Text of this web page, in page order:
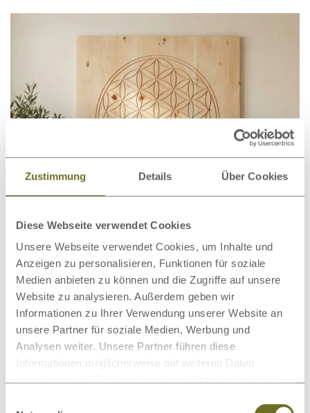
Zustimmung Details Über Cookies
Diese Webseite verwendet Cookies
Unsere Webseite verwendet Cookies, um Inhalte und
Anzeigen zu personalisieren, Funktionen für soziale
Medien anbieten zu können und die Zugriffe auf unsere
Website zu analysieren. Außerdem geben wir
Informationen zu Ihrer Verwendung unserer Website an
unsere Partner für soziale Medien, Werbung und
Analysen weiter. Unsere Partner führen diese
Informationen möglicherweise mit weiteren Daten
Wandbild aus Zirbe „Blume des
Lebens“